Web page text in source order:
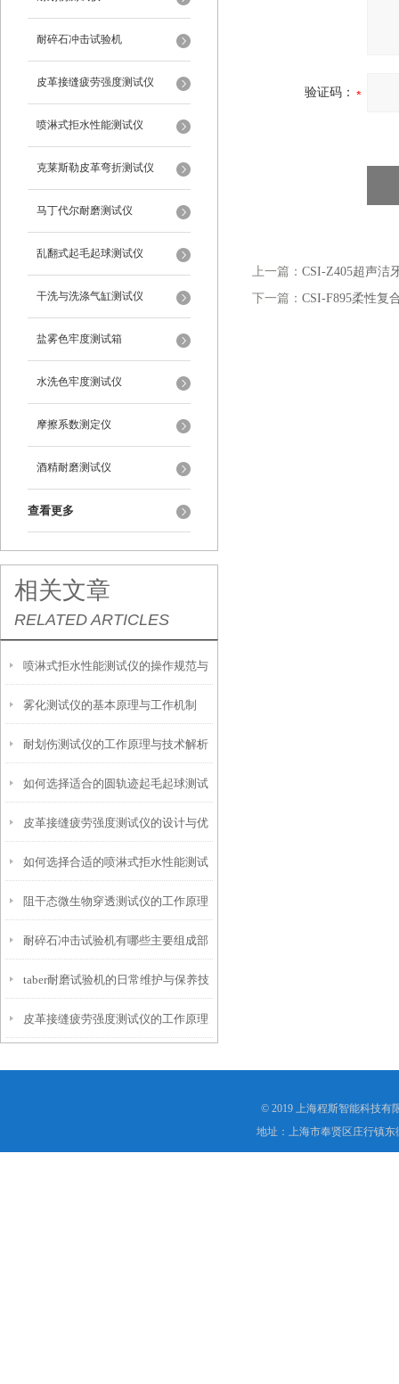
耐碎石冲击试验机
皮革接缝疲劳强度测试仪
喷淋式拒水性能测试仪
克莱斯勒皮革弯折测试仪
马丁代尔耐磨测试仪
乱翻式起毛起球测试仪
干洗与洗涤气缸测试仪
盐雾色牢度测试箱
水洗色牢度测试仪
摩擦系数测定仪
酒精耐磨测试仪
查看更多
相关文章
RELATED ARTICLES
喷淋式拒水性能测试仪的操作规范与
应用指南
雾化测试仪的基本原理与工作机制
耐划伤测试仪的工作原理与技术解析
如何选择适合的圆轨迹起毛起球测试
仪？
皮革接缝疲劳强度测试仪的设计与优
化
如何选择合适的喷淋式拒水性能测试
仪
阻干态微生物穿透测试仪的工作原理
解析
耐碎石冲击试验机有哪些主要组成部
分？
taber耐磨试验机的日常维护与保养技
巧
皮革接缝疲劳强度测试仪的工作原理
验证码：
上一篇： CSI-Z405超声洁
下一篇： CSI-F895柔性复
© 2019 上海程斯智能科技有
地址：上海市奉贤区庄行镇东